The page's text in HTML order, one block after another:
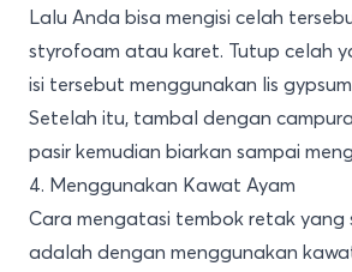
Lalu Anda bisa mengisi celah
styrofoam atau karet. Tutup celah
isi tersebut menggunakan lis
Setelah itu, tambal dengan
pasir kemudian biarkan sampai
4. Menggunakan Kawat Ayam
Cara mengatasi tembok retak yang
adalah dengan menggunakan